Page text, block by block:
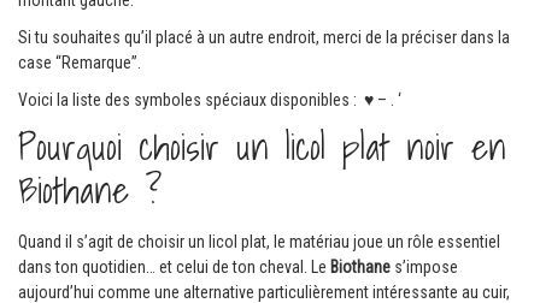
Si tu souhaites qu’il placé à un autre endroit, merci de la préciser dans la
case “Remarque”.
Voici la liste des symboles spéciaux disponibles : ♥ – . ‘
Pourquoi choisir un licol plat noir en
Biothane ?
Quand il s’agit de choisir un licol plat, le matériau joue un rôle essentiel
dans ton quotidien… et celui de ton cheval. Le Biothane s’impose
aujourd’hui comme une alternative particulièrement intéressante au cuir,